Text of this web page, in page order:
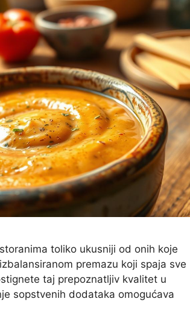
toliko ukusniji od onih koje
premazu koji spaja sve
taj prepoznatljiv kvalitet u
sopstvenih dodataka omogućava